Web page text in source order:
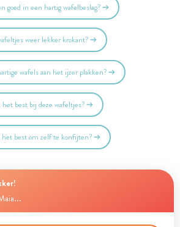
goed in een hartig wafelbeslag?
weer lekker krokant?
wafels aan het ijzer plakken?
best bij deze wafeltjes?
best om zelf te konfijten?